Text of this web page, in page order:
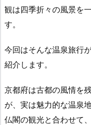
観は四季折々の風景を
す。
今回はそんな温泉旅行
紹介します。
京都府は古都の風情を
が、実は魅力的な温泉
仏閣の観光と合わせて